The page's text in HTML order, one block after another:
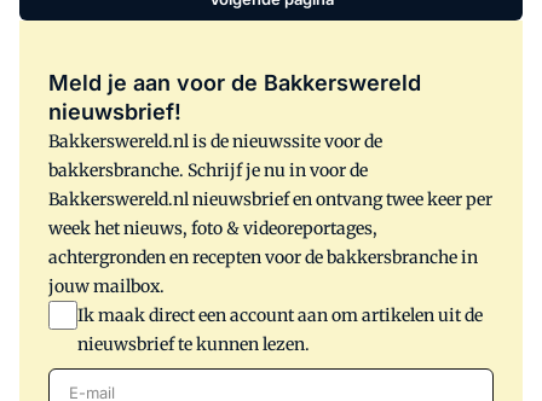
Nederlandsche Bank (DNB) op basis van
Meld je aan voor de Bakkerswereld
nieuwsbrief!
Bakkerswereld.nl is de nieuwssite voor de
bakkersbranche. Schrijf je nu in voor de
Bakkerswereld.nl nieuwsbrief en ontvang twee keer per
week het nieuws, foto & videoreportages,
achtergronden en recepten voor de bakkersbranche in
jouw mailbox.
Ik maak direct een account aan om artikelen uit de
nieuwsbrief te kunnen lezen.
E-mail